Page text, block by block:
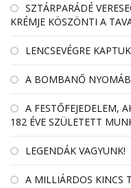
SZTÁRPARÁDÉ
KRÉMJE KÖSZÖNTI A
LENCSEVÉGRE
A BOMBANŐ
A FESTŐFEJEDELEM,
182 ÉVE SZÜLETETT
LEGENDÁK VAGYUNK!
A MILLIÁRDOS KINCS